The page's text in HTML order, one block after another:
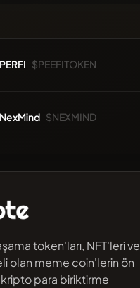
PERFI $PEEFITOKEN
NexMind $NEXMIND
token'ları, NFT'leri ve
olan meme coin'lerin ön
kripto para biriktirme